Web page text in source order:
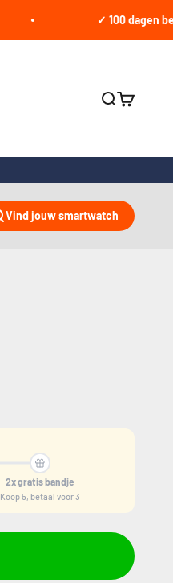
✓ 100 dagen
Zoeken
Vind jouw smartwatch
2x gratis bandje
Koop 5, betaal voor 3